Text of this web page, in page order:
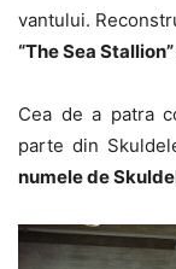
vantului.
“The Sea Stallion”
Cea de a patra
parte din
numele de